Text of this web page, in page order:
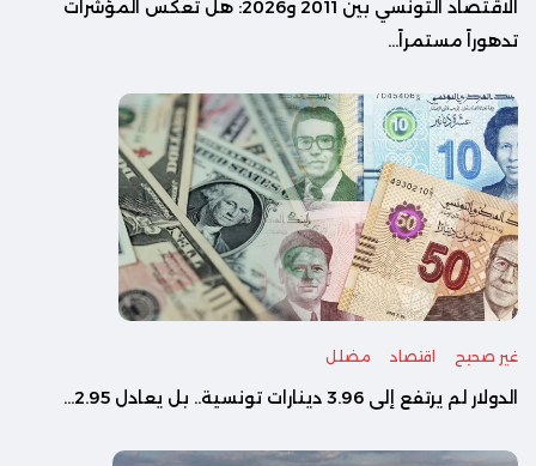
الاقتصاد التونسي بين 2011 و2026: هل تعكس المؤشرات
تدهوراً مستمراً...
غير صحيح اقتصاد مضلل
الدولار لم يرتفع إلى 3.96 دينارات تونسية.. بل يعادل 2.95...